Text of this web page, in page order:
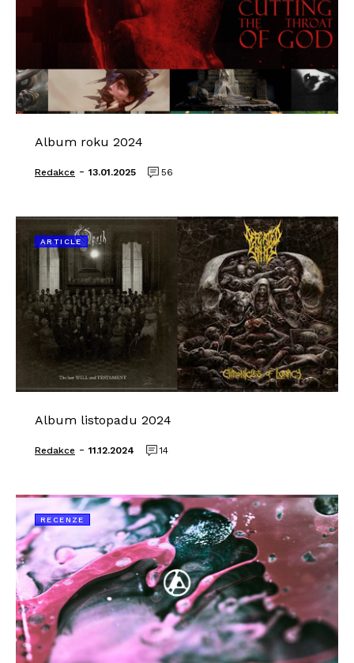
Album roku 2024
Redakce - 13.01.2025 56
ARTICLE
Album listopadu 2024
Redakce - 11.12.2024 14
RECENZE